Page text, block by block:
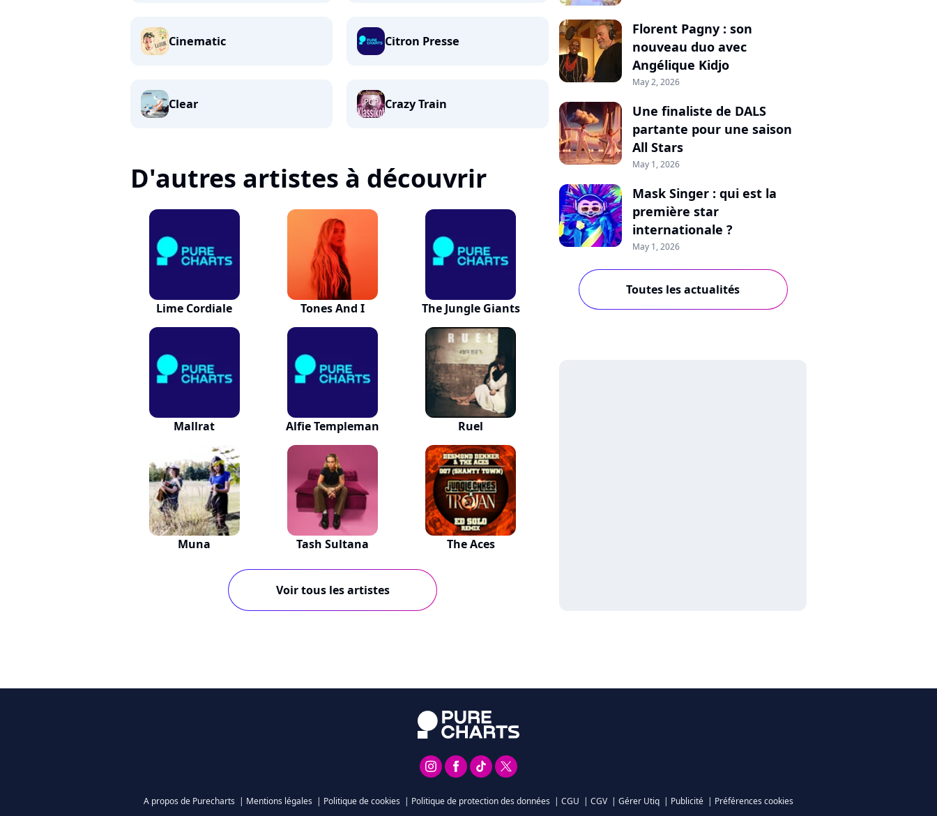
Cinematic Citron Presse
Clear Crazy Train
D'autres artistes à découvrir
Lime Cordiale Tones And I The Jungle Giants
Mallrat Alfie Templeman Ruel
Muna Tash Sultana The Aces
Voir tous les artistes
Florent Pagny : son
nouveau duo avec
Angélique Kidjo
May 2, 2026
Une finaliste de DALS
partante pour une saison
All Stars
May 1, 2026
Mask Singer : qui est la
première star
internationale ?
May 1, 2026
Toutes les actualités
A propos de Purecharts | Mentions légales | Politique de cookies | Politique de protection des données | CGU | CGV | Gérer Utiq | Publicité | Préférences cookies